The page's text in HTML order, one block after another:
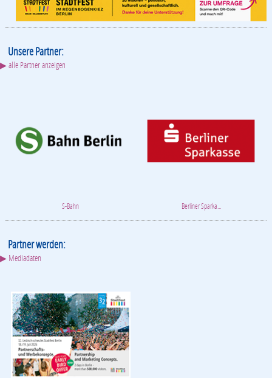
Unsere Partner:
▶ alle Partner anzeigen
S-Bahn Berliner Sparka...
Partner werden:
▶ Mediadaten